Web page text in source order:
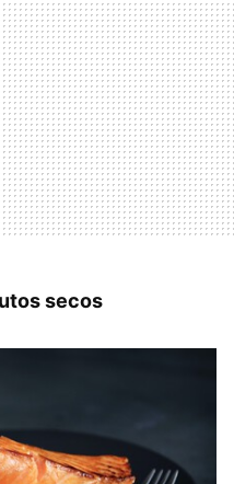
secos